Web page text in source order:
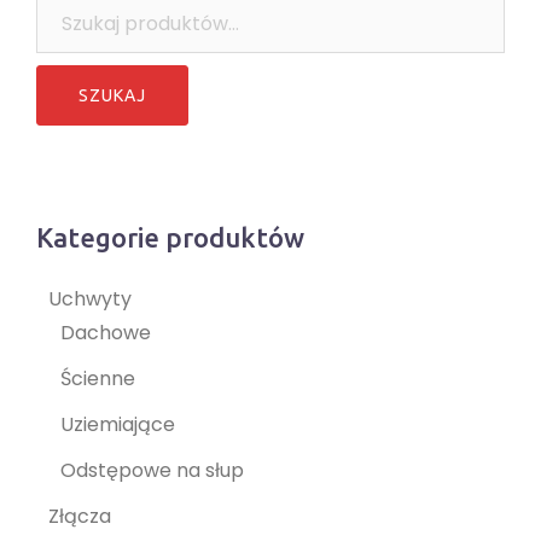
Kategorie produktów
Uchwyty
Dachowe
Ścienne
Uziemiające
Odstępowe na słup
Złącza